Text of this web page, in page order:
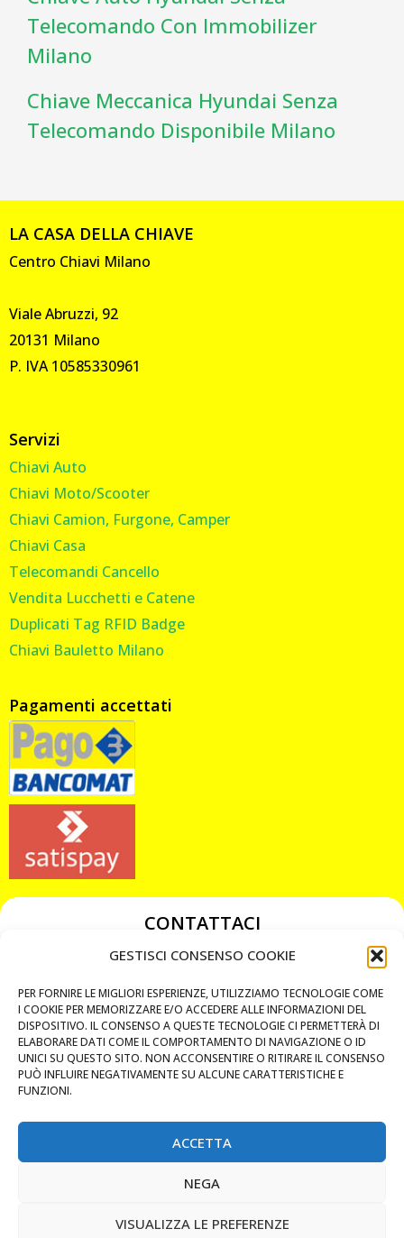
GESTISCI CONSENSO COOKIE
PER FORNIRE LE MIGLIORI ESPERIENZE, UTILIZZIAMO TECNOLOGIE COME
I COOKIE PER MEMORIZZARE E/O ACCEDERE ALLE INFORMAZIONI DEL
DISPOSITIVO. IL CONSENSO A QUESTE TECNOLOGIE CI PERMETTERÀ DI
ELABORARE DATI COME IL COMPORTAMENTO DI NAVIGAZIONE O ID
UNICI SU QUESTO SITO. NON ACCONSENTIRE O RITIRARE IL CONSENSO
PUÒ INFLUIRE NEGATIVAMENTE SU ALCUNE CARATTERISTICHE E
FUNZIONI.
ACCETTA
NEGA
VISUALIZZA LE PREFERENZE
Telecomando Con Immobilizer
Milano
Chiave Meccanica Hyundai Senza
Telecomando Disponibile Milano
LA CASA DELLA CHIAVE
Centro Chiavi Milano
Viale Abruzzi, 92
20131 Milano
P. IVA 10585330961
Servizi
Chiavi Auto
Chiavi Moto/Scooter
Chiavi Camion, Furgone, Camper
Chiavi Casa
Telecomandi Cancello
Vendita Lucchetti e Catene
Duplicati Tag RFID Badge
Chiavi Bauletto Milano
Pagamenti accettati
CONTATTACI
349 3863811
chiavicodificate@gmail.com
Privacy Policy
Cookie Policy
MAPS
CHIAMA ORA